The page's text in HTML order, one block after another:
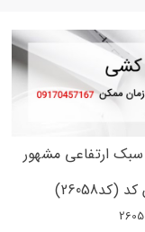
ارتفاعی مشهور